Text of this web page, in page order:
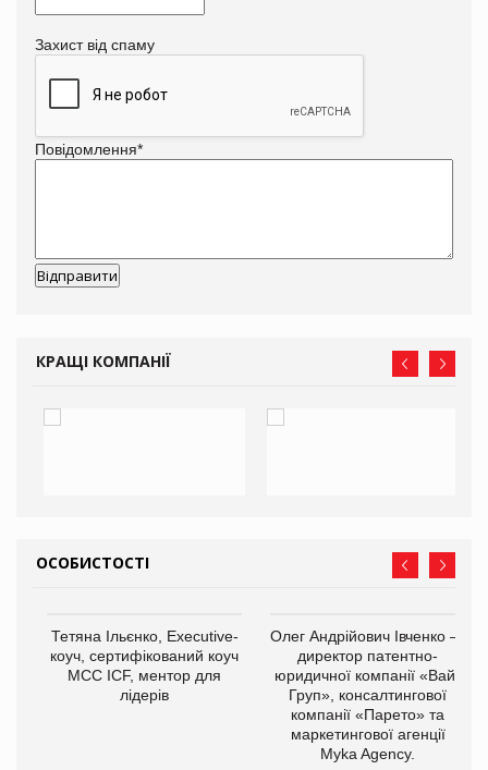
Захист від спаму
Повідомлення*
КРАЩІ КОМПАНІЇ
ОСОБИСТОСТІ
Тетяна Ільєнко, Executive-
коуч, сертифікований коуч
МСС ICF, ментор для
лідерів
Олег Андрійович Івченко —
директор патентно-
юридичної компанії «Вайз
Груп», консалтингової
компанії «Парето» та
маркетингової агенції
Myka Agency.